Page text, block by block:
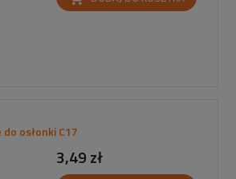
osłonki C17
3,49 zł